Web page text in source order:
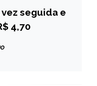
seguida e
4,70